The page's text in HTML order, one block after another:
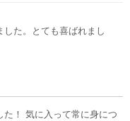
た。とても喜ばれまし
！ 気に入って常に身につ